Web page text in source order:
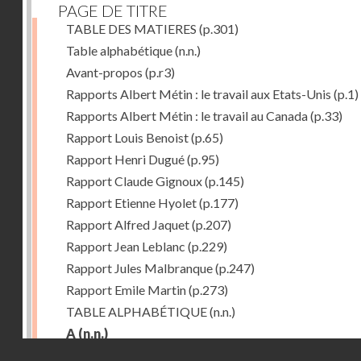
PAGE DE TITRE
TABLE DES MATIERES (p.301)
Table alphabétique(n.n.)
Avant-propos (p.r3)
Rapports Albert Métin : le travail aux Etats-Unis (p.1)
Rapports Albert Métin : le travail au Canada(p.33)
Rapport Louis Benoist(p.65)
Rapport Henri Dugué(p.95)
Rapport Claude Gignoux(p.145)
Rapport Etienne Hyolet(p.177)
Rapport Alfred Jaquet(p.207)
Rapport Jean Leblanc (p.229)
Rapport Jules Malbranque(p.247)
Rapport Emile Martin(p.273)
TABLE ALPHABÉTIQUE(n.n.)
A (n.n.)